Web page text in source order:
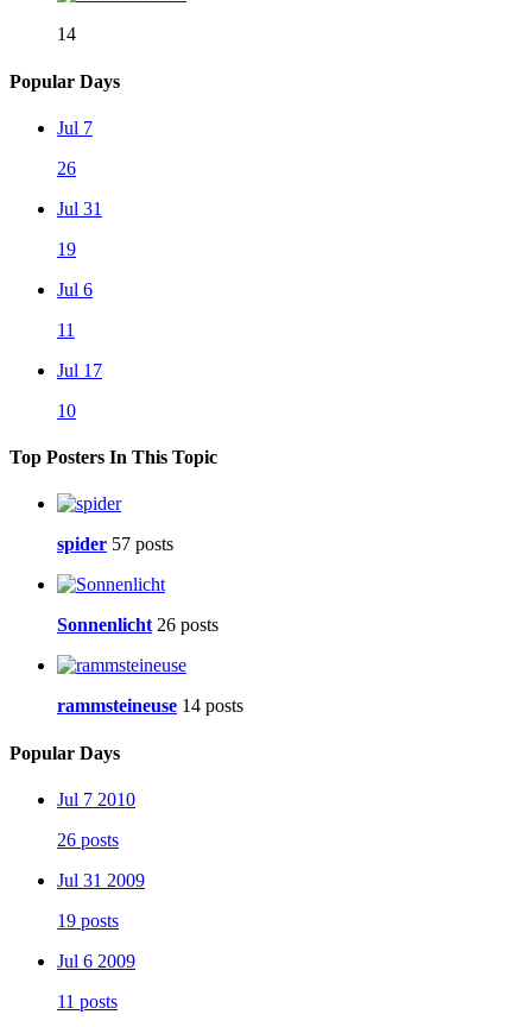
14
Popular Days
Jul 7
26
Jul 31
19
Jul 6
11
Jul 17
10
Top Posters In This Topic
spider 57 posts
Sonnenlicht 26 posts
rammsteineuse 14 posts
Popular Days
Jul 7 2010
26 posts
Jul 31 2009
19 posts
Jul 6 2009
11 posts